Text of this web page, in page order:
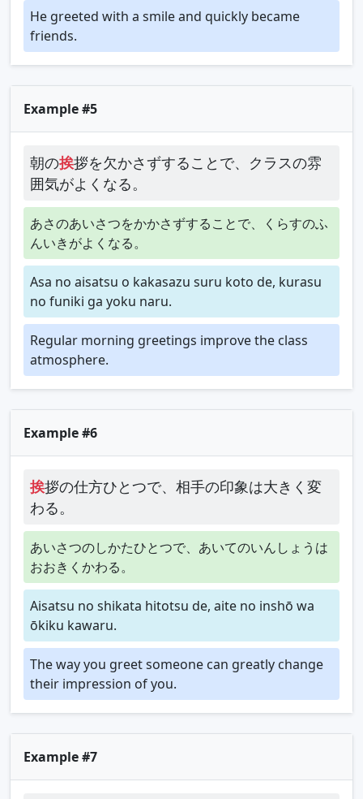
He greeted with a smile and quickly became
friends.
Example #5
朝の挨拶を欠かさずすることで、クラスの雰
囲気がよくなる。
あさのあいさつをかかさずすることで、くらすのふ
んいきがよくなる。
Asa no aisatsu o kakasazu suru koto de, kurasu
no funiki ga yoku naru.
Regular morning greetings improve the class
atmosphere.
Example #6
挨拶の仕方ひとつで、相手の印象は大きく変
わる。
あいさつのしかたひとつで、あいてのいんしょうは
おおきくかわる。
Aisatsu no shikata hitotsu de, aite no inshō wa
ōkiku kawaru.
The way you greet someone can greatly change
their impression of you.
Example #7